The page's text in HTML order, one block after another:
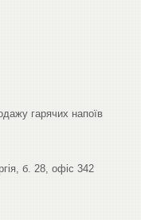
гарячих напоїв
б. 28, офіс 342